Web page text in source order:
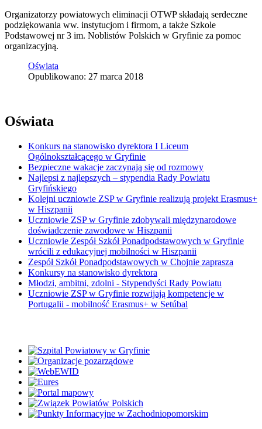
Organizatorzy powiatowych eliminacji OTWP składają serdeczne
podziękowania ww. instytucjom i firmom, a także Szkole
Podstawowej nr 3 im. Noblistów Polskich w Gryfinie za pomoc
organizacyjną.
Oświata
Opublikowano: 27 marca 2018
Oświata
Konkurs na stanowisko dyrektora I Liceum
Ogólnokształcącego w Gryfinie
Bezpieczne wakacje zaczynają się od rozmowy
Najlepsi z najlepszych – stypendia Rady Powiatu
Gryfińskiego
Kolejni uczniowie ZSP w Gryfinie realizują projekt Erasmus+
w Hiszpanii
Uczniowie ZSP w Gryfinie zdobywali międzynarodowe
doświadczenie zawodowe w Hiszpanii
Uczniowie Zespół Szkół Ponadpodstawowych w Gryfinie
wrócili z edukacyjnej mobilności w Hiszpanii
Zespół Szkół Ponadpodstawowych w Chojnie zaprasza
Konkursy na stanowisko dyrektora
Młodzi, ambitni, zdolni - Stypendyści Rady Powiatu
Uczniowie ZSP w Gryfinie rozwijają kompetencje w
Portugalii - mobilność Erasmus+ w Setúbal